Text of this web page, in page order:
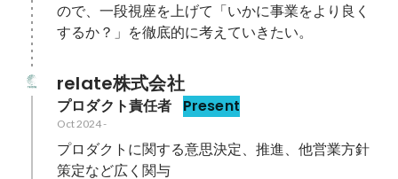
ので、一段視座を上げて「いかに事業をより良く
するか？」を徹底的に考えていきたい。
relate株式会社
プロダクト責任者 Present
Oct 2024-
プロダクトに関する意思決定、推進、他営業方針
策定など広く関与